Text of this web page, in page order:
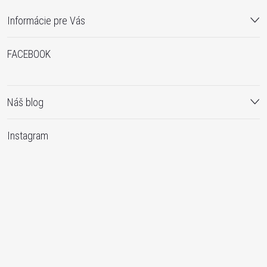
Informácie pre Vás
FACEBOOK
Náš blog
Instagram